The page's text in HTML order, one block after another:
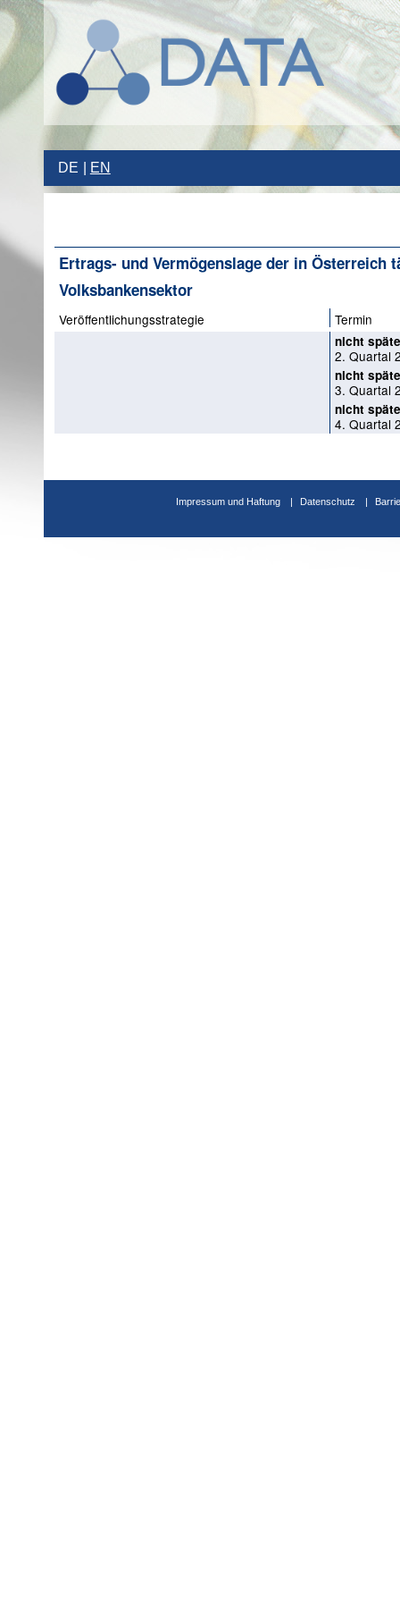
DE EN
Ertrags- und Vermögenslage der in Österreich
Volksbankensektor
Veröffentlichungsstrategie Termin
nicht
2. Quartal
nicht
3. Quartal
nicht
4. Quartal
Impressum und Haftung Datenschutz